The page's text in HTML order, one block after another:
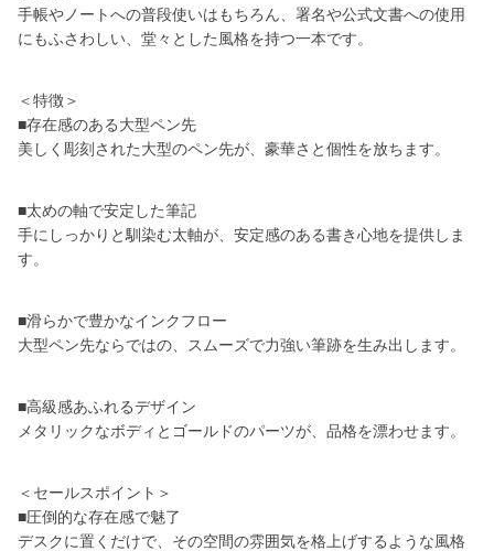
手帳やノートへの普段使いはもちろん、署名や公式文書への使用
にもふさわしい、堂々とした風格を持つ一本です。
＜特徴＞
■存在感のある大型ペン先
美しく彫刻された大型のペン先が、豪華さと個性を放ちます。
■太めの軸で安定した筆記
手にしっかりと馴染む太軸が、安定感のある書き心地を提供しま
す。
■滑らかで豊かなインクフロー
大型ペン先ならではの、スムーズで力強い筆跡を生み出します。
■高級感あふれるデザイン
メタリックなボディとゴールドのパーツが、品格を漂わせます。
＜セールスポイント＞
■圧倒的な存在感で魅了
デスクに置くだけで、その空間の雰囲気を格上げするような風格